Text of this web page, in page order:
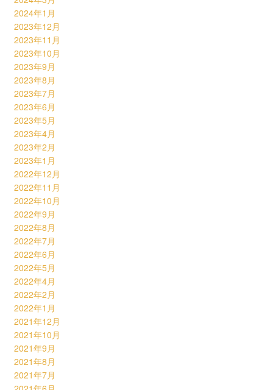
2024年1月
2023年12月
2023年11月
2023年10月
2023年9月
2023年8月
2023年7月
2023年6月
2023年5月
2023年4月
2023年2月
2023年1月
2022年12月
2022年11月
2022年10月
2022年9月
2022年8月
2022年7月
2022年6月
2022年5月
2022年4月
2022年2月
2022年1月
2021年12月
2021年10月
2021年9月
2021年8月
2021年7月